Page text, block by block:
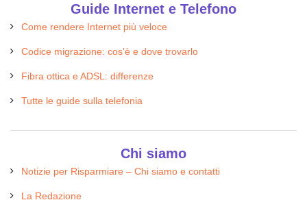
Guide Internet e Telefono
Come rendere Internet più veloce
Codice migrazione: cos'è e dove trovarlo
Fibra ottica e ADSL: differenze
Tutte le guide sulla telefonia
Chi siamo
Notizie per Risparmiare – Chi siamo e contatti
La Redazione